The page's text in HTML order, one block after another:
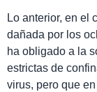
Lo anterior, en el
dañada por los
ha obligado a la
estrictas de
virus, pero que